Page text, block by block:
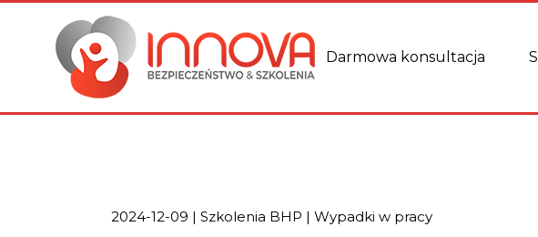
Darmowa konsultacja
2024-12-09 Szkolenia BHP Wypadki w pracy